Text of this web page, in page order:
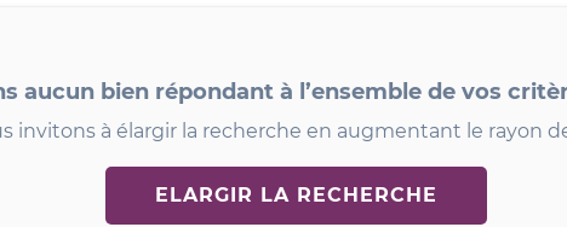
aucun bien répondant à l’ensemble de vos
invitons à élargir la recherche en augmentant le rayon
ELARGIR LA RECHERCHE